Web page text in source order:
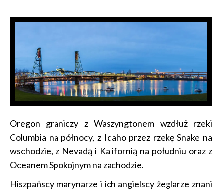
Oregon graniczy z Waszyngtonem wzdłuż rzeki
Columbia na północy, z Idaho przez rzekę Snake na
wschodzie, z Nevadą i Kalifornią na południu oraz z
Oceanem Spokojnym na zachodzie.
Hiszpańscy marynarze i ich angielscy żeglarze znani